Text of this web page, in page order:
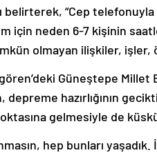
belirterek, “Cep
için neden 6-7 kişinin
olmayan ilişkiler, işler,
Güneştepe Millet
depreme hazırlığının
gelmesiyle de
hep bunları